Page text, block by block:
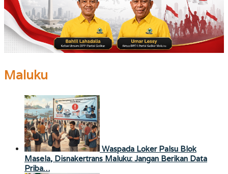
Maluku
Waspada Loker Palsu Blok
Masela, Disnakertrans Maluku: Jangan Berikan Data
Priba…